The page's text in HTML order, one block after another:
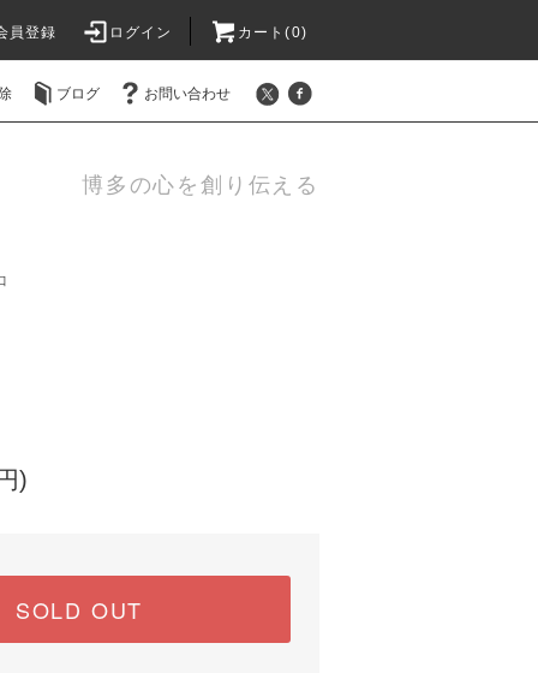
員登録 ログイン カート(0)
ブログ お問い合わせ
博多の心を創り伝える
)
SOLD OUT